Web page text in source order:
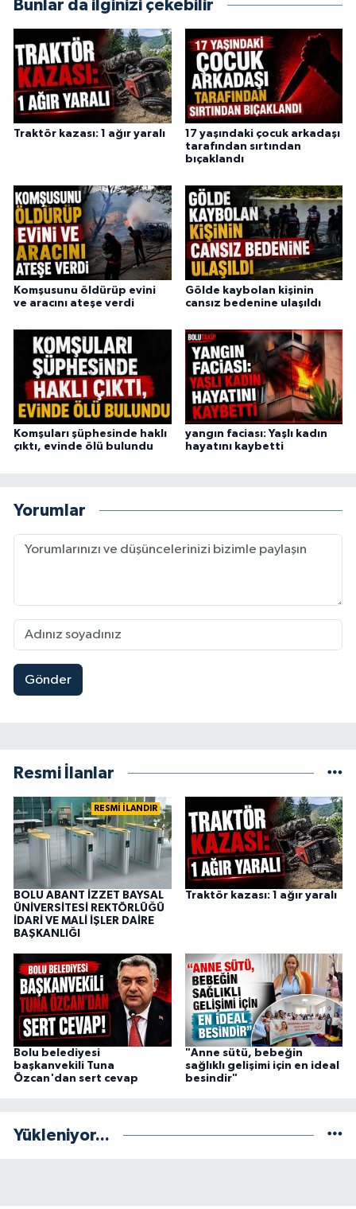
Bunlar da ilginizi çekebilir
Traktör kazası: 1 ağır yaralı
17 yaşındaki çocuk arkadaşı
tarafından sırtından
bıçaklandı
Komşusunu öldürüp evini
ve aracını ateşe verdi
Gölde kaybolan kişinin
cansız bedenine ulaşıldı
Komşuları şüphesinde haklı
çıktı, evinde ölü bulundu
yangın faciası: Yaşlı kadın
hayatını kaybetti
Yorumlar
Gönder
Resmi İlanlar
RESMİ İLANDIR
BOLU ABANT İZZET BAYSAL
ÜNİVERSİTESİ REKTÖRLÜĞÜ
İDARİ VE MALİ İŞLER DAİRE
BAŞKANLIĞI
Traktör kazası: 1 ağır yaralı
Bolu belediyesi
başkanvekili Tuna
Özcan'dan sert cevap
"Anne sütü, bebeğin
sağlıklı gelişimi için en ideal
besindir"
Yükleniyor...